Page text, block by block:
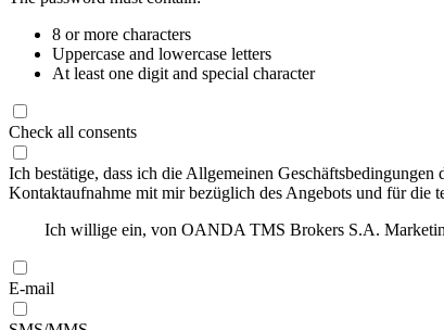
8 or more characters
Uppercase and lowercase letters
At least one digit and special character
Check all consents
Ich bestätige, dass ich die Allgemeinen Geschäftsbedingungen
Kontaktaufnahme mit mir bezüglich des Angebots und für die
Ich willige ein, von OANDA TMS Brokers S.A.
E-mail